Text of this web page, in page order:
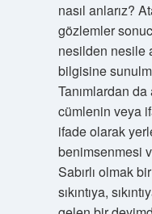
nasıl anlarız?
gözlemler
nesilden nesile
bilgisine
Tanımlardan
cümlenin veya
ifade olarak
benimsenmesi
Sabırlı olmak
sıkıntıya,